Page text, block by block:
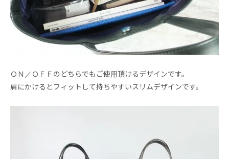
ＯＮ／ＯＦＦのどちらでもご使用頂けるデザインです。
肩にかけるとフィットして持ちやすいスリムデザインです。